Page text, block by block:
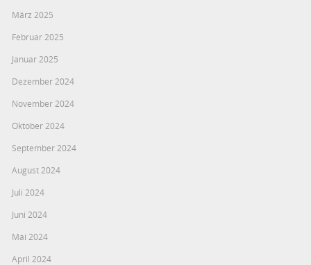
März 2025
Februar 2025
Januar 2025
Dezember 2024
November 2024
Oktober 2024
September 2024
August 2024
Juli 2024
Juni 2024
Mai 2024
April 2024